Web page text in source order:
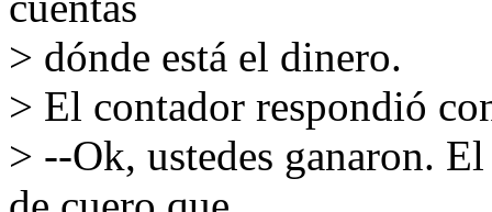
> dónde está el dinero.
> El contador respondió
> --Ok, ustedes ganaron.